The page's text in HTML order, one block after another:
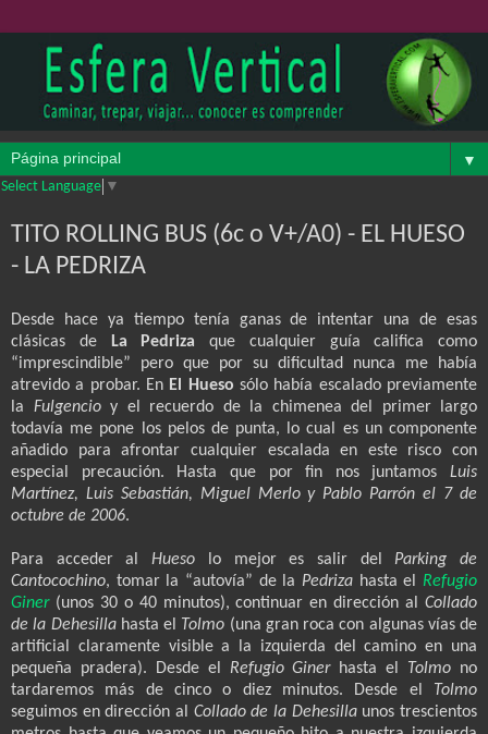
▼
Select Language ▼
TITO ROLLING BUS (6c o V+/A0) - EL HUESO
- LA PEDRIZA
Desde hace ya tiempo tenía ganas de intentar una de esas
clásicas de
La Pedriza que cualquier guía califica como
“imprescindible” pero que por su dificultad nunca me había
atrevido a probar. En El Hueso sólo había escalado previamente
la Fulgencio y el recuerdo de la chimenea del primer largo
todavía me pone los pelos de punta, lo cual es un componente
añadido para afrontar cualquier escalada en este risco con
especial precaución. Hasta que por fin nos juntamos Luis
Martínez, Luis Sebastián, Miguel Merlo y Pablo Parrón el 7 de
octubre de 2006.
Para acceder alHueso lo mejor es salir del Parking de
Cantocochino, tomar la “autovía” de la Pedriza hasta el Refugio
Giner(unos 30 o 40 minutos), continuar en dirección al Collado
de la Dehesillahasta el Tolmo (una gran roca con algunas vías de
artificial claramente visible a la izquierda del camino en una
pequeña pradera). Desde el Refugio Ginerhasta el Tolmo no
tardaremos más de cinco o diez minutos. Desde el
Tolmo
seguimos en dirección al Collado de la Dehesillaunos trescientos